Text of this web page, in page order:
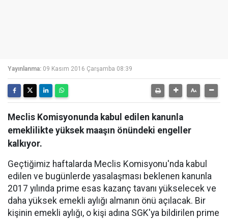
Yayınlanma: 09 Kasım 2016 Çarşamba 08:39
Meclis Komisyonunda kabul edilen kanunla
emeklilikte yüksek maaşın önündeki engeller
kalkıyor.
Geçtiğimiz haftalarda Meclis Komisyonu'nda kabul
edilen ve bugünlerde yasalaşması beklenen kanunla
2017 yılında prime esas kazanç tavanı yükselecek ve
daha yüksek emekli aylığı almanın önü açılacak. Bir
kişinin emekli aylığı, o kişi adına SGK'ya bildirilen prime